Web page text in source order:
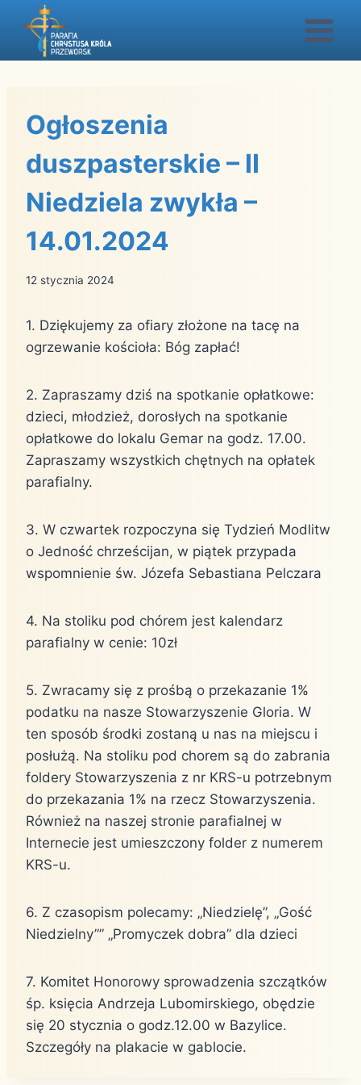
Przejdź
Ogłoszenia
duszpasterskie – II
Niedziela zwykła –
14.01.2024
12 stycznia 2024
1. Dziękujemy za ofiary złożone na tacę na
ogrzewanie kościoła: Bóg zapłać!
2. Zapraszamy dziś na spotkanie opłatkowe:
dzieci, młodzież, dorosłych na spotkanie
opłatkowe do lokalu Gemar na godz. 17.00.
Zapraszamy wszystkich chętnych na opłatek
parafialny.
3. W czwartek rozpoczyna się Tydzień Modlitw
o Jedność chrześcijan, w piątek przypada
wspomnienie św. Józefa Sebastiana Pelczara
4. Na stoliku pod chórem jest kalendarz
parafialny w cenie: 10zł
5. Zwracamy się z prośbą o przekazanie 1%
podatku na nasze Stowarzyszenie Gloria. W
ten sposób środki zostaną u nas na miejscu i
posłużą. Na stoliku pod chorem są do zabrania
foldery Stowarzyszenia z nr KRS-u potrzebnym
do przekazania 1% na rzecz Stowarzyszenia.
Również na naszej stronie parafialnej w
Internecie jest umieszczony folder z numerem
KRS-u.
6. Z czasopism polecamy: „Niedzielę”, „Gość
Niedzielny”” „Promyczek dobra” dla dzieci
7. Komitet Honorowy sprowadzenia szczątków
śp. księcia Andrzeja Lubomirskiego, obędzie
się 20 stycznia o godz.12.00 w Bazylice.
Szczegóły na plakacie w gablocie.